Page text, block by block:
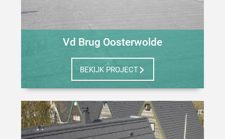
Vd Brug Oosterwolde
BEKIJK PROJECT